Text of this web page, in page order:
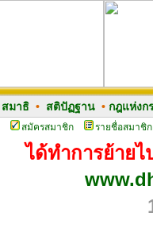
สมาธิ • สติปัฏฐาน •กฎแห่งก
สมัครสมาชิก รายชื่อสมาชิก
ได้ทำการย้าย